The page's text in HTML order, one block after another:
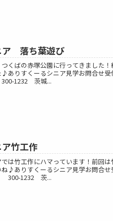
ア 落ち葉遊び
くばの赤塚公園に行ってきました
ありすくーるシニア見学お問合せ
1232 茨城...
竹工作
は竹工作にハマっています！前回
♪ありすくーるシニア見学お問合せ
300-1232 茨...